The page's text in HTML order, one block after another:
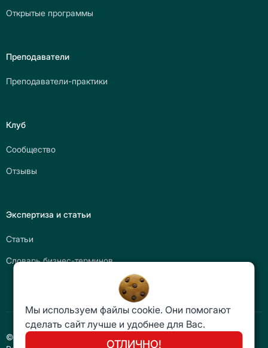
Получить все подарки
Открытые программы
Преподаватели
Преподаватели-практики
Клуб
Сообщество
Отзывы
Экспертиза и статьи
Статьи
Словарь бизнес-терминов
© Группа Компаний ЦБО «Центр Бизнес-Образования &
Мы используем файлы cookie. Они помогают
сделать сайт лучше и удобнее для Вас.
ОТЛИЧНО!